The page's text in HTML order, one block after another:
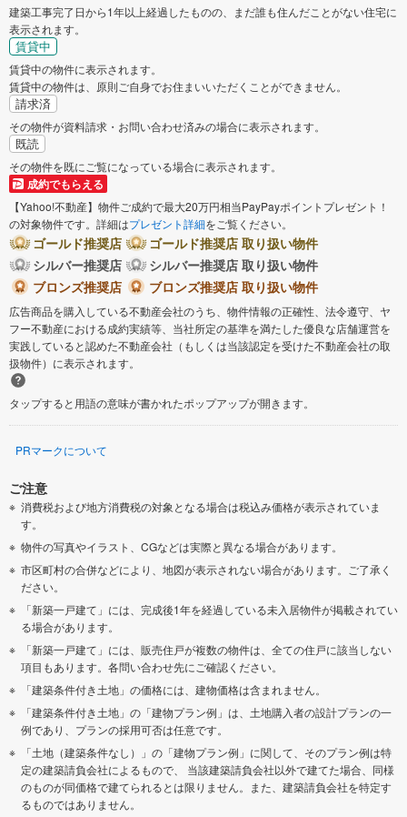
建築工事完了日から1年以上経過したものの、まだ誰も住んだことがない住宅に
表示されます。
賃貸中
賃貸中の物件に表示されます。
賃貸中の物件は、原則ご自身でお住まいいただくことができません。
請求済
その物件が資料請求・お問い合わせ済みの場合に表示されます。
既読
その物件を既にご覧になっている場合に表示されます。
成約でもらえる
【Yahoo!不動産】物件ご成約で最大20万円相当PayPayポイントプレゼント！
の対象物件です。詳細はプレゼント詳細をご覧ください。
ゴールド推奨店
ゴールド推奨店 取り扱い物件
シルバー推奨店
シルバー推奨店 取り扱い物件
ブロンズ推奨店
ブロンズ推奨店 取り扱い物件
広告商品を購入している不動産会社のうち、物件情報の正確性、法令遵守、ヤ
フー不動産における成約実績等、当社所定の基準を満たした優良な店舗運営を
実践していると認めた不動産会社（もしくは当該認定を受けた不動産会社の取
扱物件）に表示されます。
タップすると用語の意味が書かれたポップアップが開きます。
PRマークについて
ご注意
消費税および地方消費税の対象となる場合は税込み価格が表示されていま
す。
物件の写真やイラスト、CGなどは実際と異なる場合があります。
市区町村の合併などにより、地図が表示されない場合があります。ご了承く
ださい。
「新築一戸建て」には、完成後1年を経過している未入居物件が掲載されてい
る場合があります。
「新築一戸建て」には、販売住戸が複数の物件は、全ての住戸に該当しない
項目もあります。各問い合わせ先にご確認ください。
「建築条件付き土地」の価格には、建物価格は含まれません。
「建築条件付き土地」の「建物プラン例」は、土地購入者の設計プランの一
例であり、プランの採用可否は任意です。
「土地（建築条件なし）」の「建物プラン例」に関して、そのプラン例は特
定の建築請負会社によるもので、 当該建築請負会社以外で建てた場合、同様
のものが同価格で建てられるとは限りません。また、建築請負会社を特定す
るものではありません。